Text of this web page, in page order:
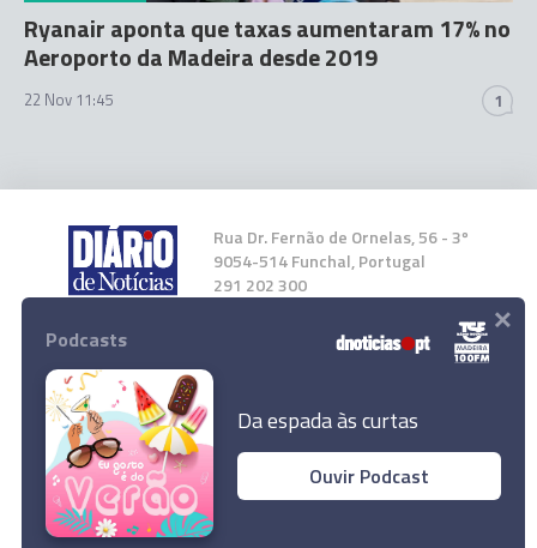
'Estendal dos Direitos' para ver na Praça
Central do Forum Madeira
Ryanair aponta que taxas aumentaram 17% no
Aeroporto da Madeira desde 2019
22 Nov 11:45 1
Rua Dr. Fernão de Ornelas, 56 - 3º
9054-514 Funchal, Portugal
291 202 300
Instale a nossa App
© 2023 Empresa Diário de Notícias, Lda.
Todos os direitos reservados.
Podcasts
Da espada às curtas
Ouvir Podcast
×